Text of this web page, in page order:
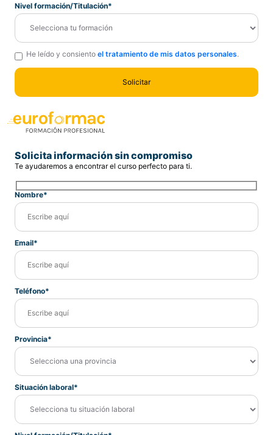
Nivel formación/Titulación*
He leído y consiento el tratamiento de mis datos personales.
Solicita información sin compromiso
Te ayudaremos a encontrar el curso perfecto para ti.
Nombre*
Email*
Teléfono*
Provincia*
Situación laboral*